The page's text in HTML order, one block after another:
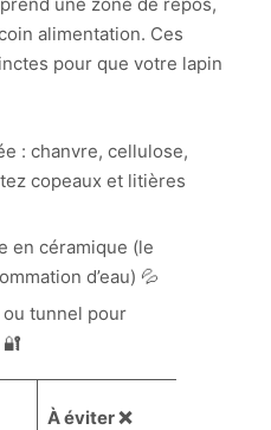
alimentation. Ces
pour que votre lapin
: chanvre, cellulose,
copeaux et litières
en céramique (le
d’eau) 💦
tunnel pour
À éviter ❌